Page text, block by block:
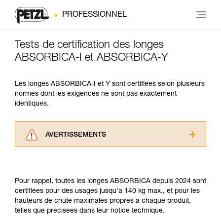
PROFESSIONNEL
Tests de certification des longes
ABSORBICA-I et ABSORBICA-Y
Les longes ABSORBICA-I et Y sont certifiées selon plusieurs
normes dont les exigences ne sont pas exactement
identiques.
AVERTISSEMENTS
informations de la notice technique pour
pouvoir comprendre ce complément
d’informations.
Maîtriser ces techniques nécessite une
Pour rappel, toutes les longes ABSORBICA depuis 2024 sont
certifiées pour des usages jusqu’à 140 kg max., et pour les
hauteurs de chute maximales propres à chaque produit,
telles que précisées dans leur notice technique.